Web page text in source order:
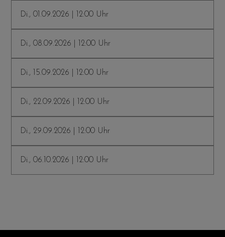
Di., 01.09.2026 | 12:00 Uhr
Di., 08.09.2026 | 12:00 Uhr
Di., 15.09.2026 | 12:00 Uhr
Di., 22.09.2026 | 12:00 Uhr
Di., 29.09.2026 | 12:00 Uhr
Di., 06.10.2026 | 12:00 Uhr